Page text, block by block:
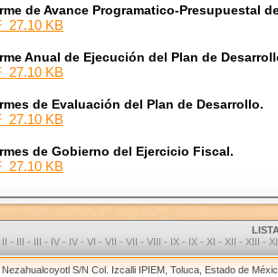
de Avance Programatico-Presupuestal
27.10 KB
Anual de Ejecución del Plan de
27.10 KB
de Evaluación del Plan de Desarrollo.
27.10 KB
de Gobierno del Ejercicio Fiscal.
27.10 KB
II - III - III - IV - IV -VI -VII -VII -VIII - IX - IX - XI - XII - XIII -
Nezahualcoyotl S/N Col. Izcalli IPIEM, Toluca, Estado de